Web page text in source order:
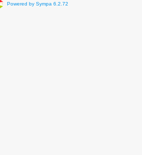
Powered by Sympa 6.2.72